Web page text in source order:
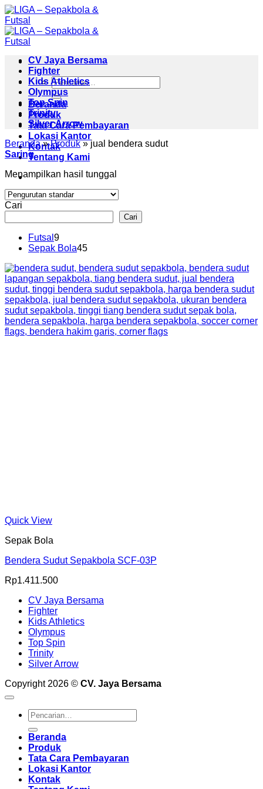
Skip
to
content
Pencarian
untuk:
Beranda
Produk
Tata Cara Pembayaran
Lokasi Kantor
Kontak
Tentang Kami
CV Jaya Bersama
Fighter
Kids Athletics
Olympus
Top Spin
Trinity
Silver Arrow
Beranda » Produk » jual bendera sudut
Saring
Menampilkan hasil tunggal
Cari
Cari
Futsal 99
Produk
Sepak Bola4545
Quick View
Sepak Bola
Bendera Sudut Sepakbola SCF-03P
Rp1.411.500
CV Jaya Bersama
Fighter
Kids Athletics
Olympus
Top Spin
Trinity
Silver Arrow
Copyright 2026 © CV. Jaya Bersama
Pencarian
untuk:
Beranda
Produk
Tata Cara Pembayaran
Lokasi Kantor
Kontak